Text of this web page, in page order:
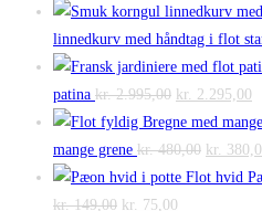
pris
var:
kr. 140,00.
linnedkurv med håndtag i flot
patina kr.2.995,00 Den
oprindelige
pris
var:
kr. 2.995,00.
kr. 2.295,00
mange grene kr.480,00 Den
kr.
Flot hvid
kr.149,00 Den
kr. 75,00